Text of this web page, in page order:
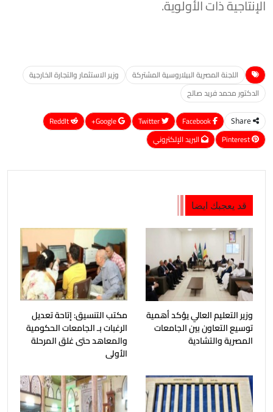
الإنتاجية ذات الأولوية.
اللجنة المصرية البيلاروسية المشتركة
وزير الاستثمار والتجارة الخارجية
الدكتور محمد فريد صالح
Share
Google+
ReddIt
Pinterest
البريد الإلكتروني
قد يعجبك ايضا
وزير التعليم العالي يؤكد أهمية
توسيع التعاون بين الجامعات
المصرية والتشادية
مكتب التنسيق: إتاحة تعديل
الرغبات بـ الجامعات الحكومية
والمعاهد حتى غلق المرحلة
الأولى